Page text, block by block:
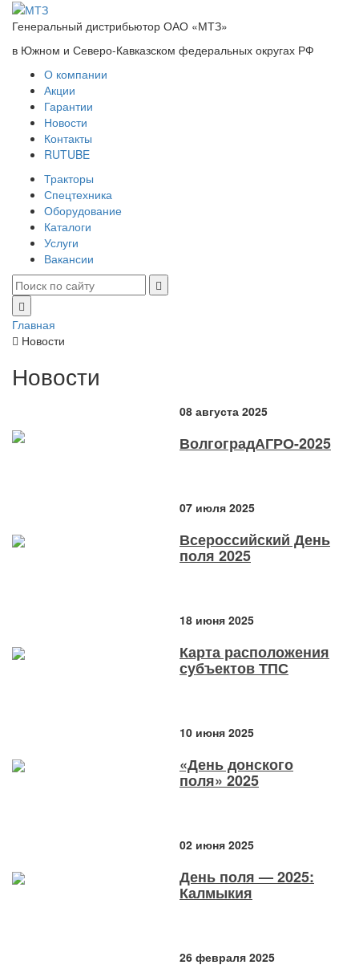
Генеральный дистрибьютор ОАО «МТЗ»
в Южном и Северо-Кавказском федеральных округах РФ
О компании
Акции
Гарантии
Новости
Контакты
RUTUBE
Тракторы
Спецтехника
Оборудование
Каталоги
Услуги
Вакансии
Главная
Новости
Новости
08 августа 2025
ВолгоградАГРО-2025
07 июля 2025
Всероссийский День
поля 2025
18 июня 2025
Карта расположения
субъектов ТПС
10 июня 2025
«День донского
поля» 2025
02 июня 2025
День поля — 2025:
Калмыкия
26 февраля 2025